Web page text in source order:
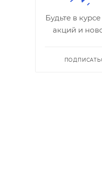
Будьте в
акций и